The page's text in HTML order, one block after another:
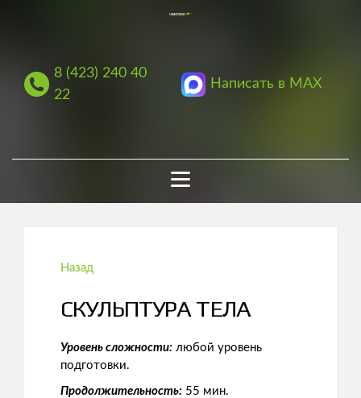
8 (423) 240 40
22
Написать в MAX
Назад
СКУЛЬПТУРА ТЕЛА
Уровень сложности: любой уровень
подготовки.
Продолжительность: 55 мин.